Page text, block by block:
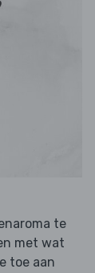
te
met wat
toe aan